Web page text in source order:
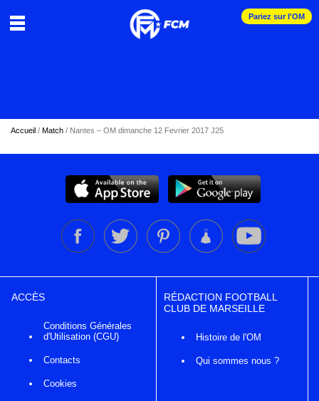
Pariez sur l'OM
Accueil / Match / Nantes – OM dimanche 12 Fevrier 2017 J25
ACCÈS
Conditions Générales
d'Utilisation (CGU)
Contacts
Cookies
RÉDACTION FOOTBALL
CLUB DE MARSEILLE
Histoire de l'OM
Qui sommes nous ?